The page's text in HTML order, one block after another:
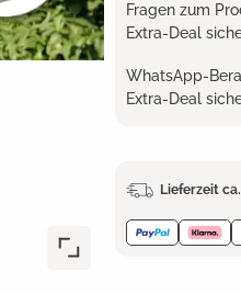
Fragen zum
Extra-Deal
WhatsApp-
Extra-Deal
Lieferzeit